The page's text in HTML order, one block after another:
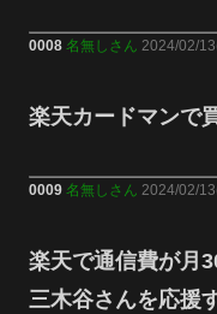
0008 名無しさん 2024/02/
楽天カードマンで
0009 名無しさん 2024/02/
楽天で通信費が月
三木谷さんを応援